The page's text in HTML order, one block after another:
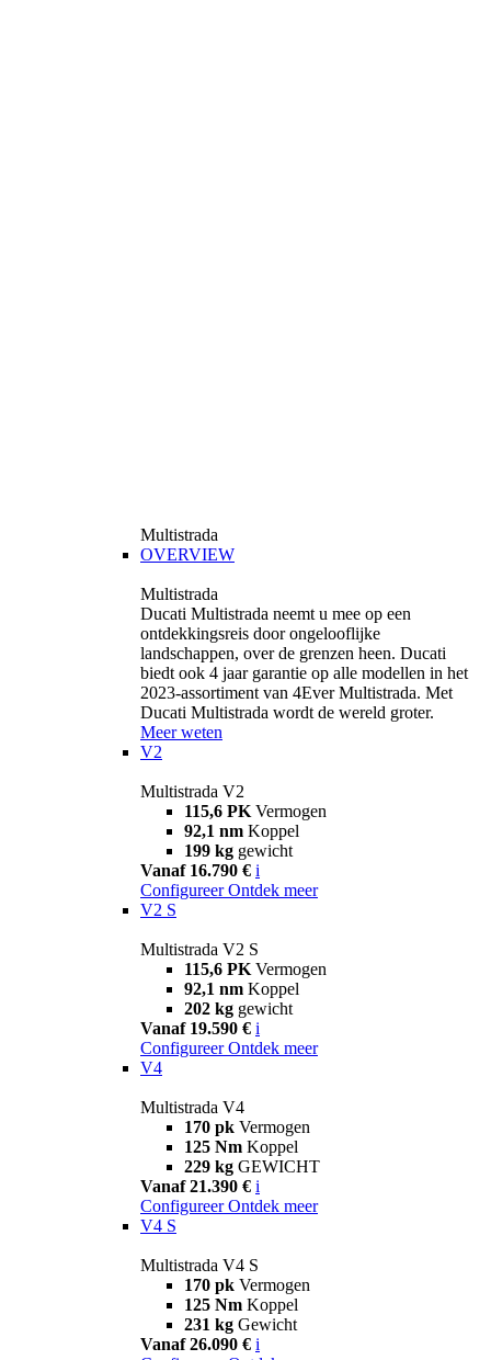
Multistrada
OVERVIEW
Multistrada
Ducati Multistrada neemt u mee op een
ontdekkingsreis door ongelooflijke
landschappen, over de grenzen heen. Ducati
biedt ook 4 jaar garantie op alle modellen in het
2023-assortiment van 4Ever Multistrada. Met
Ducati Multistrada wordt de wereld groter.
Meer weten
V2
Multistrada V2
115,6 PK Vermogen
92,1 nm Koppel
199 kg gewicht
Vanaf 16.790 € i
Configureer Ontdek meer
V2 S
Multistrada V2 S
115,6 PK Vermogen
92,1 nm Koppel
202 kg gewicht
Vanaf 19.590 € i
Configureer Ontdek meer
V4
Multistrada V4
170 pk Vermogen
125 Nm Koppel
229 kg GEWICHT
Vanaf 21.390 € i
Configureer Ontdek meer
V4 S
Multistrada V4 S
170 pk Vermogen
125 Nm Koppel
231 kg Gewicht
Vanaf 26.090 € i